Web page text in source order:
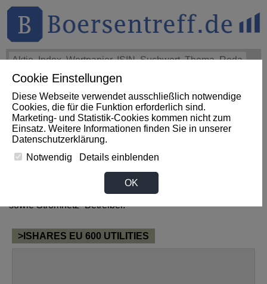
Cookie Einstellungen
Diese Webseite verwendet ausschließlich notwendige
Cookies, die für die Funktion erforderlich sind.
Marketing- und Statistik-Cookies kommen nicht zum
Einsatz. Weitere Informationen finden Sie in unserer
Datenschutzerklärung.
Notwendig
Details einblenden
OK
THEMEN HOT-STOCKS
News zum Sektor Versorger
aus Britische Jungferninseln
Zum Sektor Versorger gehören alle Unternehmen, welche
als Elektrizitäts-, Gas- und Wasserversorger tätig sind,
sowie Stromnetz- Betreiber.
>ISHARES EU 600 UTILITIES